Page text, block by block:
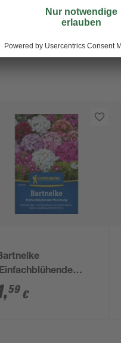
,59 €